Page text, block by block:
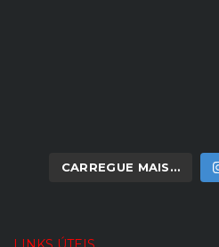
CARREGUE MAIS…